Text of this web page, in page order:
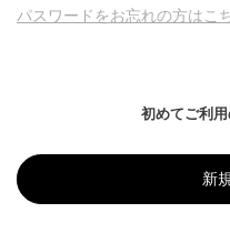
パスワードをお忘れの方はこ
初めてご利